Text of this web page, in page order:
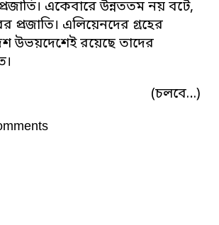
একেবারে উন্নততম নয় বটে,
প্রজাতি। এলিয়েনদের গ্রহের
উভয়দেশেই রয়েছে তাদের
(চলবে…)